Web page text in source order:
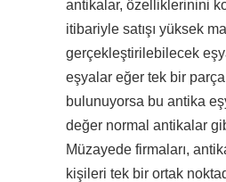
antikalar, özelliklerinini
itibariyle satışı yüksek
gerçekleştirilebilecek
eşyalar eğer tek bir
bulunuyorsa bu antika
değer normal antikalar
Müzayede firmaları,
kişileri tek bir ortak